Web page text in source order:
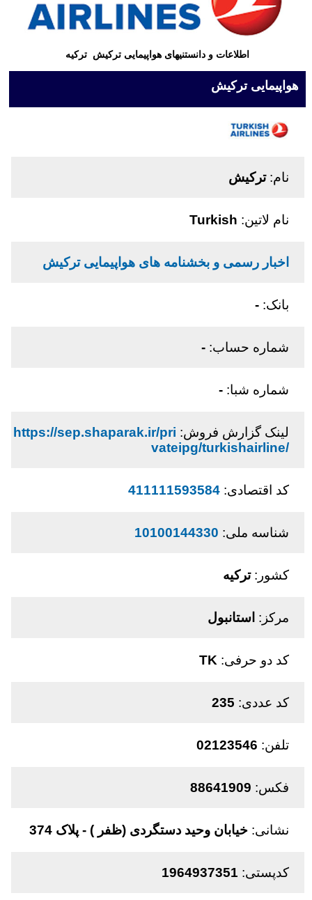
اطلاعات و دانستنیهای هواپیمایی ترکیش ترکیه
هواپیمایی ترکیش
نام:ترکیش
نام لاتین: Turkish
اخبار رسمی و بخشنامه های هواپیمایی ترکیش
بانک: -
شماره حساب: -
شماره شبا: -
لینک گزارش فروش: https://sep.shaparak.ir/pri
vateipg/turkishairline/
کد اقتصادی: 411111593584
شناسه ملی: 10100144330
کشور:ترکیه
مرکز: استانبول
کد دو حرفی: TK
کد عددی: 235
تلفن: 02123546
فکس: 88641909
نشانی: خیابان وحید دستگردی (ظفر ) - پلاک 374
کدپستی: 1964937351